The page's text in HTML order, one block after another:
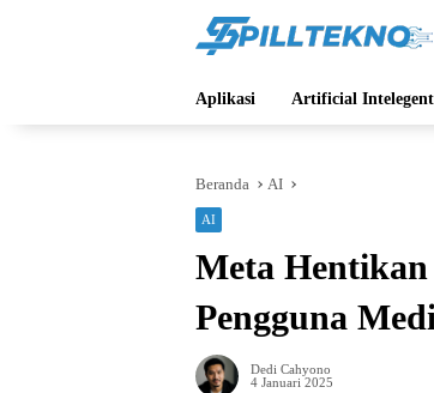
Aplikasi Artificial
Beranda AI
AI
Meta
Pengguna
Dedi Cahyono
4 Januari 2025